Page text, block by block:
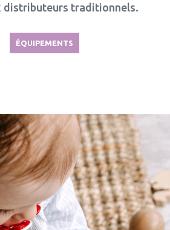
distributeurs traditionnels.
ÉQUIPEMENTS